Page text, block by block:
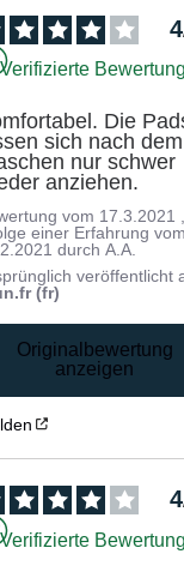
4
Verifizierte
Die
sich nach dem
nur schwer
anziehen.
vom 17.3.2021
einer Erfahrung
durchA.A.
veröffentlicht
(fr)
Originalbewertung
anzeigen
4
Verifizierte